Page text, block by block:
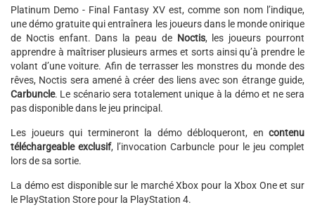
Platinum Demo - Final Fantasy XV est, comme son nom l’indique,
une démo gratuite qui entraînera les joueurs dans le monde onirique
de Noctis enfant. Dans la peau de Noctis, les joueurs pourront
apprendre à maîtriser plusieurs armes et sorts ainsi qu’à prendre le
volant d’une voiture. Afin de terrasser les monstres du monde des
rêves, Noctis sera amené à créer des liens avec son étrange guide,
Carbuncle. Le scénario sera totalement unique à la démo et ne sera
pas disponible dans le jeu principal.
Les joueurs qui termineront la démo débloqueront, en contenu
téléchargeable exclusif, l’invocation Carbuncle pour le jeu complet
lors de sa sortie.
La démo est disponible sur le marché Xbox pour la Xbox One et sur
le PlayStation Store pour la PlayStation 4.